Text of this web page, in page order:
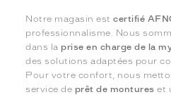
Notre magasin estcertifié
professionnalisme. Nous
dans la prise en charge de la
des solutions adaptées pour
Pour votre confort, nous
service de prêt de montures et